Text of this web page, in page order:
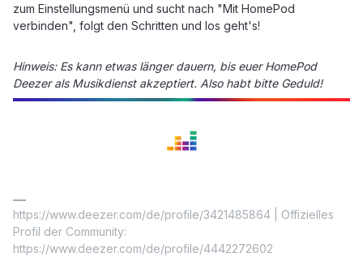
zum Einstellungsmenü und sucht nach "Mit HomePod
verbinden", folgt den Schritten und los geht's!
Hinweis: Es kann etwas länger dauern, bis euer HomePod
Deezer als Musikdienst akzeptiert. Also habt bitte Geduld!
https://www.deezer.com/de/profile/3421485864 | Offizielles
Profil der Community:
https://www.deezer.com/de/profile/4442272602